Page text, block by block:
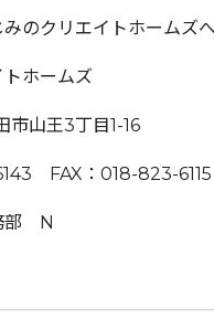
のクリエイトホームズ
ホームズ
山王3丁目1-16
FAX：018-823-6115
部 N